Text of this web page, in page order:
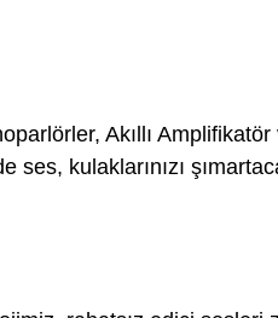
Akıllı
ses, kulaklarınızı